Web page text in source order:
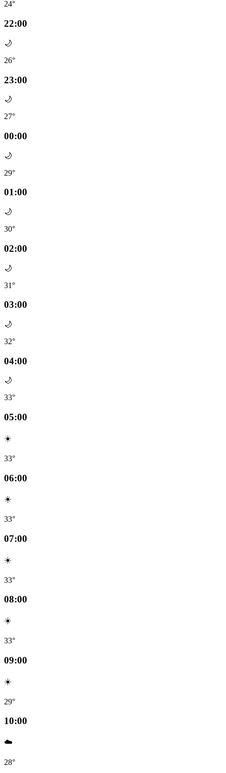
24°
22:00
🌙
26°
23:00
🌙
27°
00:00
🌙
29°
01:00
🌙
30°
02:00
🌙
31°
03:00
🌙
32°
04:00
🌙
33°
05:00
☀️
33°
06:00
☀️
33°
07:00
☀️
33°
08:00
☀️
33°
09:00
☀️
29°
10:00
☁️
28°